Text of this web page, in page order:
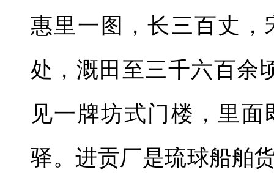
惠里一图，长三百丈
处，溉田至三千六百余
见一牌坊式门楼，里
驿。进贡厂是琉球船舶